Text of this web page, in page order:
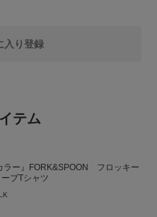
入り登録
テム
ラー』FORK&SPOON フロッキー
ブTシャツ